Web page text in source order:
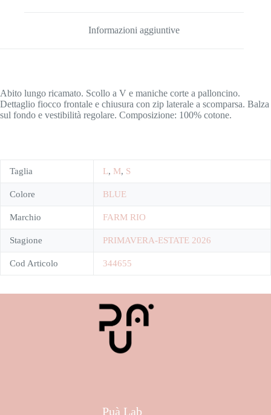
Informazioni aggiuntive
Abito lungo ricamato. Scollo a V e maniche corte a palloncino.
Dettaglio fiocco frontale e chiusura con zip laterale a scomparsa. Balza
sul fondo e vestibilità regolare. Composizione: 100% cotone.
Taglia L, M, S
Colore BLUE
Marchio FARM RIO
Stagione PRIMAVERA-ESTATE 2026
Cod Articolo 344655
Puà Lab